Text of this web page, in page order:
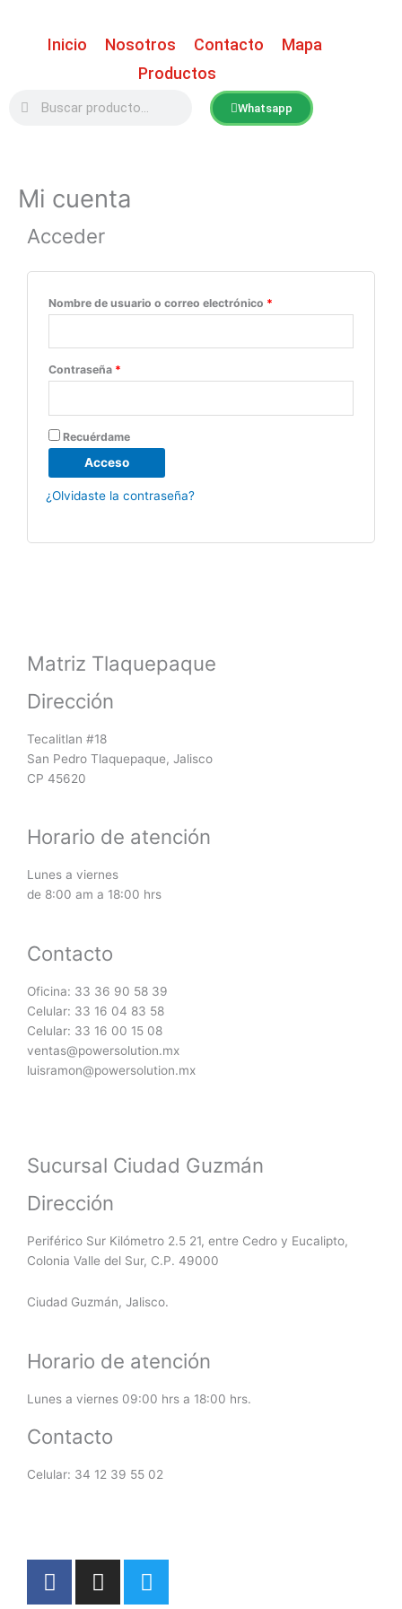
contenidoInicio Nosotros Contacto
Mapa
Productos
Buscar
Whatsapp
Mi cuenta
Acceder
Nombre de usuario o correo electrónico *
Contraseña *
Recuérdame
Acceso
¿Olvidaste la contraseña?
Matriz Tlaquepaque
Dirección
Tecalitlan #18
San Pedro Tlaquepaque, Jalisco
CP 45620
Horario de atención
Lunes a viernes
de 8:00 am a 18:00 hrs
Contacto
Oficina: 33 36 90 58 39
Celular: 33 16 04 83 58
Celular: 33 16 00 15 08
ventas@powersolution.mx
luisramon@powersolution.mx
Sucursal Ciudad Guzmán
Dirección
Periférico Sur Kilómetro 2.5 21, entre Cedro y Eucalipto,
Colonia Valle del Sur, C.P. 49000
Ciudad Guzmán, Jalisco.
Horario de atención
Lunes a viernes 09:00 hrs a 18:00 hrs.
Contacto
Celular: 34 12 39 55 02
F
a
I
n
T
w